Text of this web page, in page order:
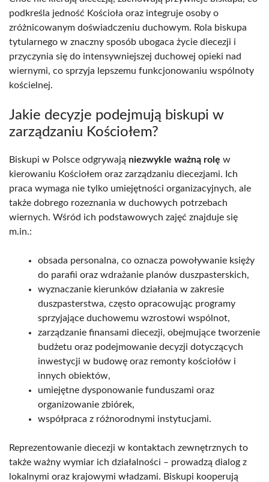
podkreśla jedność Kościoła oraz integruje osoby o
zróżnicowanym doświadczeniu duchowym. Rola biskupa
tytularnego w znaczny sposób ubogaca życie diecezji i
przyczynia się do intensywniejszej duchowej opieki nad
wiernymi, co sprzyja lepszemu funkcjonowaniu wspólnoty
kościelnej.
Jakie decyzje podejmują biskupi w
zarządzaniu Kościołem?
Biskupi w Polsce odgrywają niezwykle ważną rolę w
kierowaniu Kościołem oraz zarządzaniu diecezjami. Ich
praca wymaga nie tylko umiejętności organizacyjnych, ale
także dobrego rozeznania w duchowych potrzebach
wiernych. Wśród ich podstawowych zajęć znajduje się
m.in.:
obsada personalna, co oznacza powoływanie księży
do parafii oraz wdrażanie planów duszpasterskich,
wyznaczanie kierunków działania w zakresie
duszpasterstwa, często opracowując programy
sprzyjające duchowemu wzrostowi wspólnot,
zarządzanie finansami diecezji, obejmujące tworzenie
budżetu oraz podejmowanie decyzji dotyczących
inwestycji w budowę oraz remonty kościołów i
innych obiektów,
umiejętne dysponowanie funduszami oraz
organizowanie zbiórek,
współpraca z różnorodnymi instytucjami.
Reprezentowanie diecezji w kontaktach zewnętrznych to
także ważny wymiar ich działalności – prowadzą dialog z
lokalnymi oraz krajowymi władzami. Biskupi kooperują